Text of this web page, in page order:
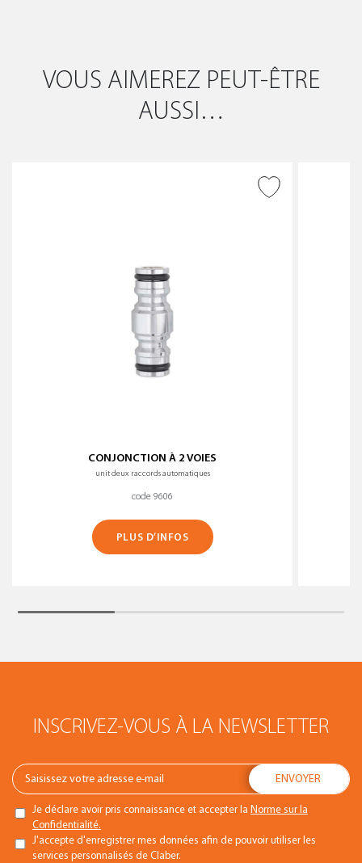
VOUS AIMEREZ PEUT-ÊTRE
AUSSI…
CONJONCTION À 2 VOIES
unit deux raccords automatiques
code 9606
PLUS D’INFOS
INSCRIVEZ-VOUS À LA NEWSLETTER
Je déclare avoir pris connaissance et accepter la Norme sur la
Confidentialité.
J'accepte d'enregistrer mes données afin de pouvoir utiliser les
services personnalisés de Claber.